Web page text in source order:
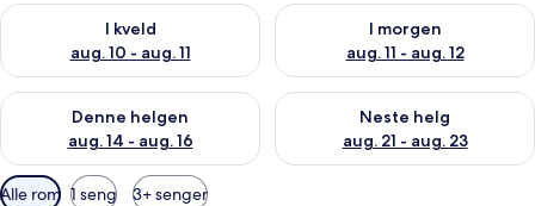
I kveld
aug. 10 - aug. 11
Sjekk tilgjengelighet for i kveld, aug. 10 - aug. 11
I morgen
aug. 11 - aug. 12
Sjekk tilgjengelighet for i
Denne helgen
aug. 14 - aug. 16
Sjekk tilgjengelighet for denne helgen, aug. 14 - aug. 16
Neste helg
aug. 21 - aug. 23
Sjekk tilgjengelighet for
Tilgjengelige
Alle rom 1 seng 3+ senger